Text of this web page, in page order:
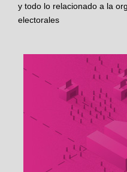
y todo lo relacionado a la
electorales